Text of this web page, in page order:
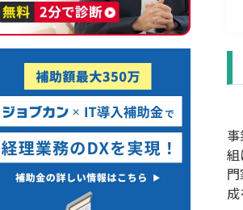
IT導入
成